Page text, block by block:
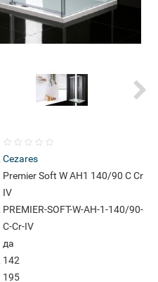
Cezares
Premier Soft W AH1 140/90 C Cr
IV
PREMIER-SOFT-W-AH-1-140/90-
C-Cr-IV
да
142
195